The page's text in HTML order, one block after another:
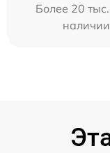
Более 20